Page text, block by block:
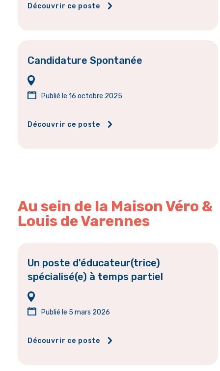
Découvrir ce poste
Candidature Spontanée
Publié le 16 octobre 2025
Découvrir ce poste
Au sein de la Maison Véro &
Louis de Varennes
Un poste d'éducateur(trice)
spécialisé(e) à temps partiel
Publié le 5 mars 2026
Découvrir ce poste